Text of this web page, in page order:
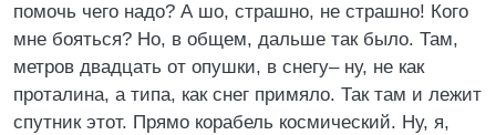
помочь чего надо? А шо, страшно, не страшно! Кого
мне бояться? Но, в общем, дальше так было. Там,
метров двадцать от опушки, в снегу– ну, не как
проталина, а типа, как снег примяло. Так там и лежит
спутник этот. Прямо корабель космический. Ну, я,